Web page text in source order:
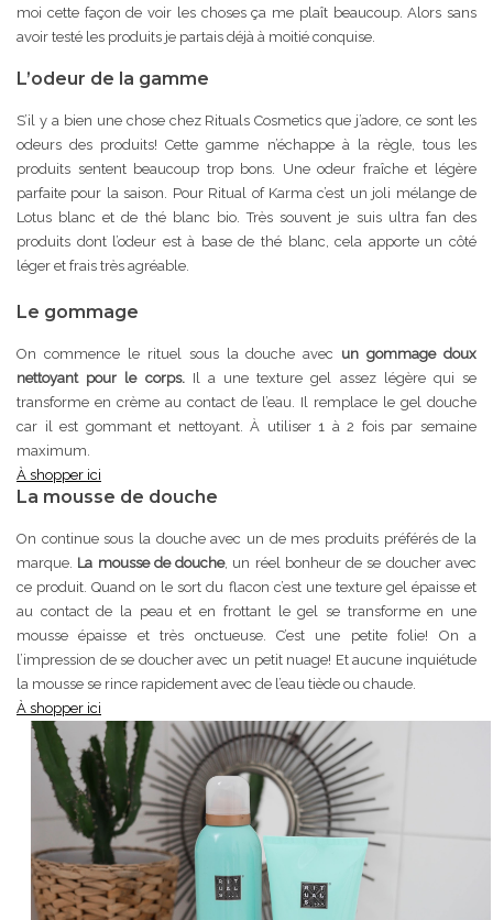
moi cette façon de voir les choses ça me plaît beaucoup. Alors sans
avoir testé les produits je partais déjà à moitié conquise.
L’odeur de la gamme
S’il y a bien une chose chez Rituals Cosmetics que j’adore, ce sont les
odeurs des produits! Cette gamme n’échappe à la règle, tous les
produits sentent beaucoup trop bons. Une odeur fraîche et légère
parfaite pour la saison. Pour Ritual of Karma c’est un joli mélange de
Lotus blanc et de thé blanc bio. Très souvent je suis ultra fan des
produits dont l’odeur est à base de thé blanc, cela apporte un côté
léger et frais très agréable.
Le gommage
On commence le rituel sous la douche avec un gommage doux
nettoyant pour le corps.Il a une texture gel assez légère qui se
transforme en crème au contact de l’eau. Il remplace le gel douche
car il est gommant et nettoyant. À utiliser 1 à 2 fois par semaine
maximum.
À shopper ici
La mousse de douche
On continue sous la douche avec un de mes produits préférés de la
marque. La mousse de douche, un réel bonheur de se doucher avec
ce produit. Quand on le sort du flacon c’est une texture gel épaisse et
au contact de la peau et en frottant le gel se transforme en une
mousse épaisse et très onctueuse. C’est une petite folie! On a
l’impression de se doucher avec un petit nuage! Et aucune inquiétude
la mousse se rince rapidement avec de l’eau tiède ou chaude.
À shopper ici